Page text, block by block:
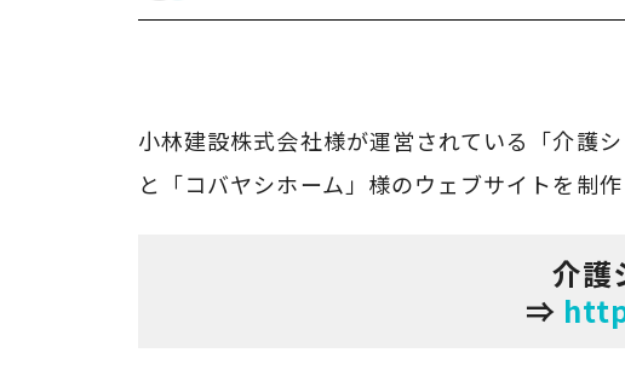
小林建設株式会社様が運営されている「介護
と「コバヤシホーム」様のウェブサイトを制
介護
⇒